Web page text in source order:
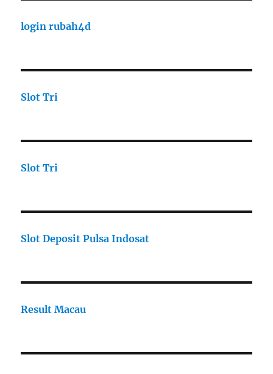
login rubah4d
Slot Tri
Slot Tri
Slot Deposit Pulsa Indosat
Result Macau